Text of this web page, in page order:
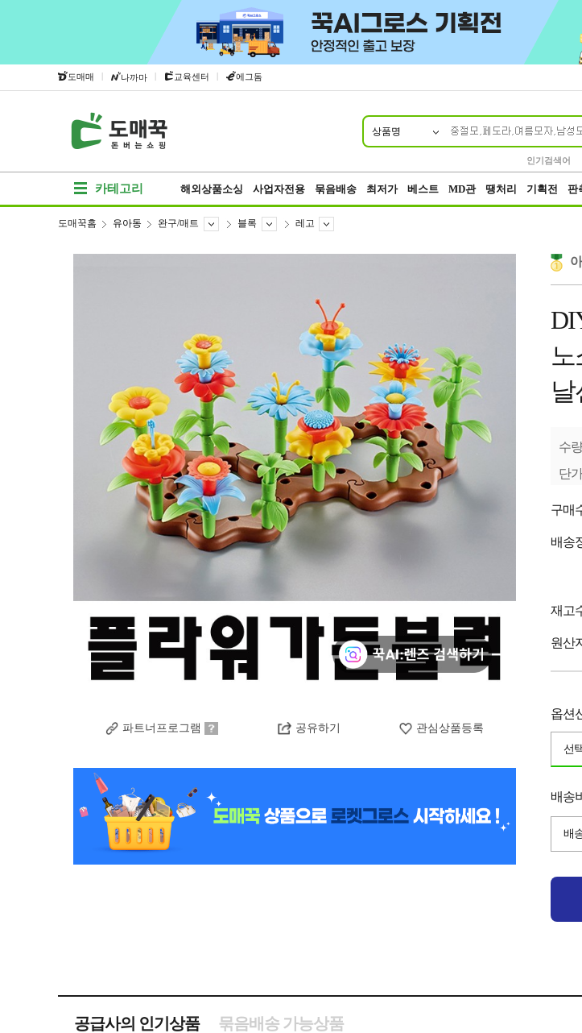
도매매 | 나까마 | 교육센터 | 에그돔
상품명
인기검색어
카테고리 해외상품소싱 사업자전용 묶음배송 최저가 베스트 MD관 땡처리 기획전 판
도매꾹홈 유아동 완구/매트 블록 레고
파트너프로그램 공유하기 관심상품등록
수량
단가
구매
배송
재고
원산지
옵션
선
배송
배
공급사의 인기상품 묶음배송 가능상품